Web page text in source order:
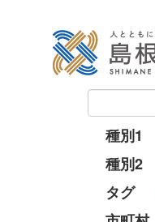
種別1
種別2
タグ